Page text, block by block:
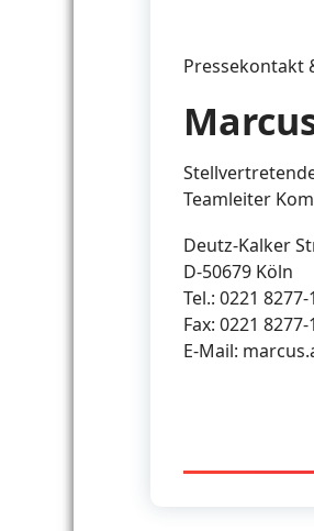
Pressekontakt
Teamleiter
Deutz-Kalker
D-50679 Köln
Tel.: 0221
Fax: 0221
E-Mail: